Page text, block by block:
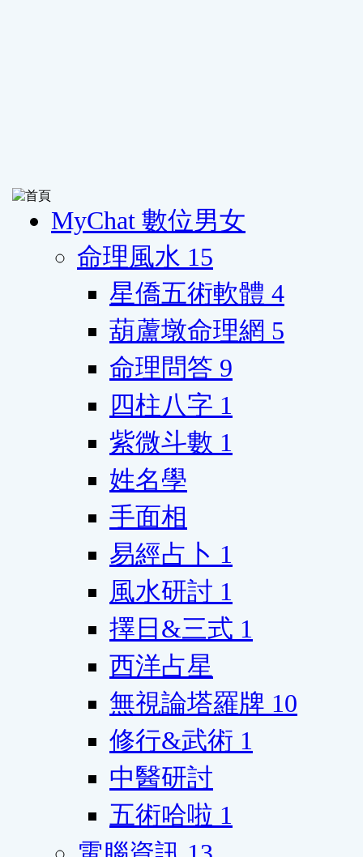
MyChat 數位男女
命理風水 15
星僑五術軟體 4
葫蘆墩命理網 5
命理問答 9
四柱八字 1
紫微斗數 1
姓名學
手面相
易經占卜 1
風水研討 1
擇日&三式 1
西洋占星
無視論塔羅牌 10
修行&武術 1
中醫研討
五術哈啦 1